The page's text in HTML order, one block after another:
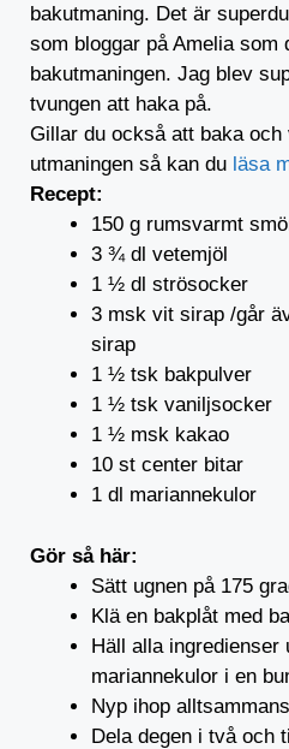
bakutmaning. Det är
som bloggar på Amelia som
bakutmaningen. Jag blev
tvungen att haka på.
Gillar du också att baka och
utmaningen så kan du läsa
Recept:
150 g rumsvarmt
3 ¾ dl vetemjöl
1 ½ dl strösocker
3 msk vit sirap /går
sirap
1 ½ tsk bakpulver
1 ½ tsk vaniljsocker
1 ½ msk kakao
10 st center bitar
1 dl mariannekulor
Gör så här:
Sätt ugnen på 175
Klä en bakplåt med
Häll alla ingredienser
mariannekulor i en
Nyp ihop
Dela degen i två och